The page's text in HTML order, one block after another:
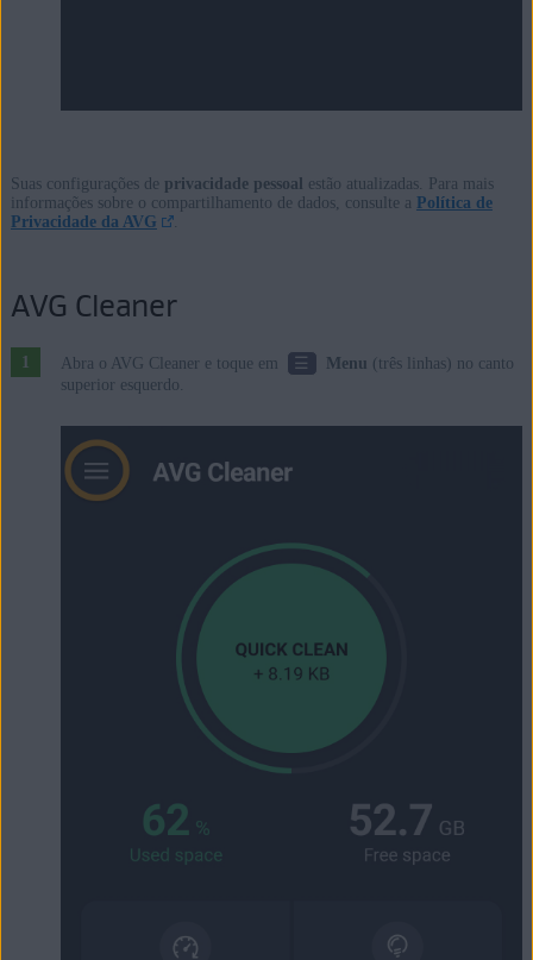
Suas configurações de privacidade pessoal
estão atualizadas. Para mais
informações sobre o compartilhamento de dados, consulte a Política de
Privacidade da AVG
AVG Cleaner
Abra o AVG Cleaner e toque em ☰ Menu (três linhas) no canto
superior esquerdo.